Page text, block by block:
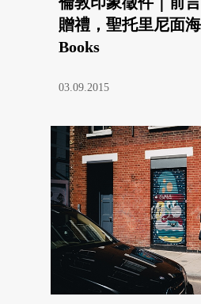
贈禮，聖托里尼面
Books
03.09.2015